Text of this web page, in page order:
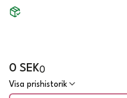
0 SEK0
Visa prishistorik